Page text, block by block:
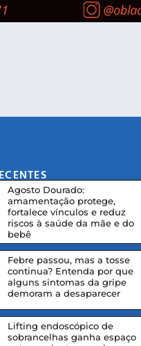
Agosto Dourado:
amamentação protege,
fortalece vínculos e reduz
riscos à saúde da mãe e do
bebê
Febre passou, mas a tosse
continua? Entenda por que
alguns sintomas da gripe
demoram a desaparecer
Lifting endoscópico de
sobrancelhas ganha espaço